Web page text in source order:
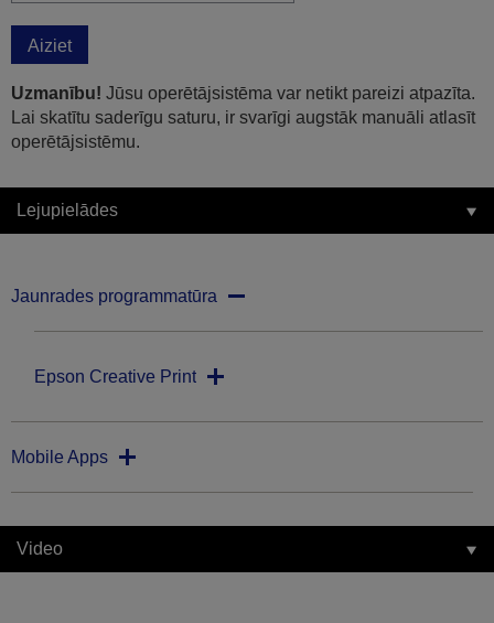
Aiziet
Uzmanību! Jūsu operētājsistēma var netikt pareizi atpazīta.
Lai skatītu saderīgu saturu, ir svarīgi augstāk manuāli atlasīt
operētājsistēmu.
Lejupielādes
Jaunrades programmatūra
Epson Creative Print
Mobile Apps
Video